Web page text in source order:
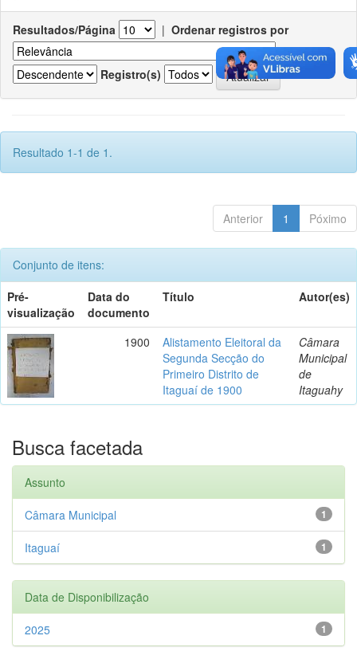
Resultados/Página | Ordenar registros por
Ordenar
Registro(s)
Resultado 1-1 de 1.
Anterior 1 Póximo
Conjunto de itens:
Pré-
visualização
Data do
documento
Título Autor(es)
1900
Alistamento Eleitoral da
Segunda Secção do
Primeiro Distrito de
Itaguaí de 1900
Câmara
Municipal
de
Itaguahy
Busca facetada
Assunto
1
Câmara Municipal
1
Itaguaí
Data de Disponibilização
1
2025